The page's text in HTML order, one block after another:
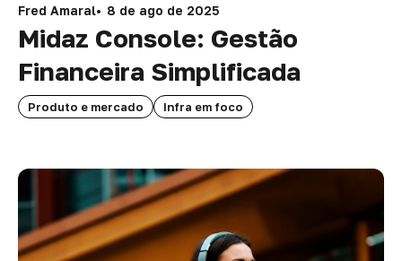
Fred Amaral 8 de ago de 2025
Midaz Console: Gestão
Financeira Simplificada
Produto e mercado Infra em foco